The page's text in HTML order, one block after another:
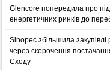
Glencore попередила про
енергетичних ринків до
Sinopec збільшила закупівлі
через скорочення
Сходу